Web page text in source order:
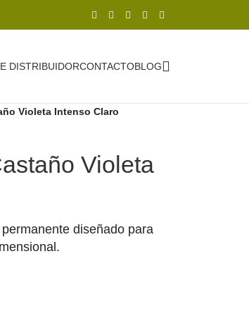
DISTRIBUIDORCONTACTOBLOG
Violeta Intenso Claro
Violeta
diseñado para